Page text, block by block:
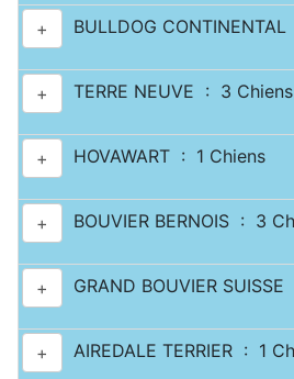
+ BULLDOG
+ TERRE NEUVE : 3 Chiens
+ HOVAWART : 1 Chiens
+ BOUVIER BERNOIS : 3
+ GRAND BOUVIER
+ AIREDALE TERRIER : 1